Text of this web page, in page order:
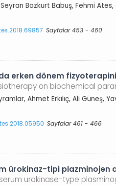
Bozkurt Babuş, Fehmi
Sayfalar 453 - 460
erken dönem
on biochemical
Ahmet Erkılıç, Ali Güneş,
Sayfalar 461 - 466
ürokinaz-tipi plazminojen
urokinase-type